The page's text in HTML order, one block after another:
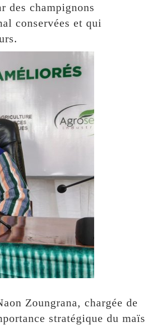
des champignons
conservées et qui
Zoungrana, chargée de
stratégique du maïs